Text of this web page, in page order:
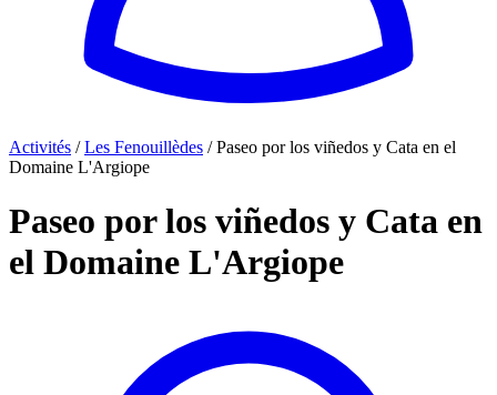
Activités / Les Fenouillèdes / Paseo por los viñedos y Cata en el
Domaine L'Argiope
Paseo por los viñedos y Cata en
el Domaine L'Argiope